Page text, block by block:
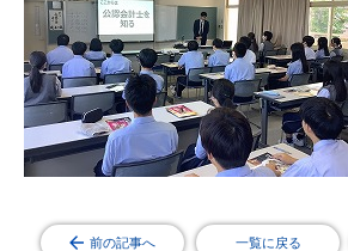
前の記事へ 一覧に戻る